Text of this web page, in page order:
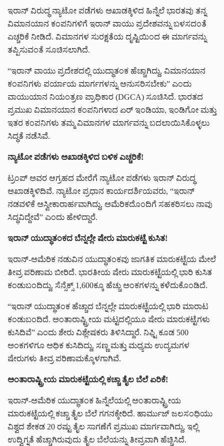
ಇರಾನ್ ವಿರುದ್ಧ ನ್ಯಾಟೋ ಪಡೆಗಳು ಅಖಾಡಕ್ಕಿಳಿದ ಹಿನ್ನೆಲೆ ಭಾರತವು ತನ್ನ
ವಿಮಾನಯಾನ ಕಂಪನಿಗಳಿಗೆ ಇರಾನ್ ವಾಯು ಪ್ರದೇಶವನ್ನು ಬಳಸದಂತೆ
ಎಚ್ಚರಿಕೆ ನೀಡಿದೆ. ವಿಮಾನಗಳ ಸುರಕ್ಷತೆಯ ದೃಷ್ಟಿಯಿಂದ ಈ ಮಾರ್ಗವನ್ನು
ತಪ್ಪಿಸುವಂತೆ ಸೂಚಿಸಲಾಗಿದೆ.
“ಇರಾನ್ ವಾಯು ಪ್ರದೇಶದಲ್ಲಿ ಯುದ್ಧಾತಂಕ ಹೆಚ್ಚಾಗಿದ್ದು, ವಿಮಾನಯಾನ
ಕಂಪನಿಗಳು ಪರ್ಯಾಯ ಮಾರ್ಗಗಳನ್ನು ಅನುಸರಿಸಬೇಕು” ಎಂದು
ವಾಯುಯಾನ ನಿಯಂತ್ರಣ ಪ್ರಾಧಿಕಾರ (DGCA) ಸೂಚಿಸಿದೆ. ಭಾರತದ
ಪ್ರಮುಖ ವಿಮಾನಯಾನ ಕಂಪನಿಗಳಾದ ಏರ್ ಇಂಡಿಯಾ, ಇಂಡಿಗೋ ಮತ್ತು
ಇತರ ಕಂಪನಿಗಳು ತಮ್ಮ ವಿಮಾನಗಳ ಮಾರ್ಗವನ್ನು ಬದಲಾಯಿಸಿಕೊಳ್ಳಲು
ಸಿದ್ಧತೆ ನಡೆಸಿವೆ.
ನ್ಯಾಟೋ ಪಡೆಗಳು ಅಖಾಡಕ್ಕಿಳಿದ ಬಳಿಕ ಎಚ್ಚರಿಕೆ!
ಟ್ರಂಪ್ ಅವರ ಆಗ್ರಹದ ಮೇರೆಗೆ ನ್ಯಾಟೋ ಪಡೆಗಳು ಇರಾನ್ ವಿರುದ್ಧ
ಅಖಾಡಕ್ಕಿಳಿದಿವೆ. ನ್ಯಾಟೋ ಪ್ರಧಾನ ಕಾರ್ಯದರ್ಶಿಯವರು, “ಇರಾನ್
ನಡವಳಿಕೆ ಅಸ್ವೀಕಾರಾರ್ಹವಾಗಿದ್ದು, ಅಮೆರಿಕದೊಂದಿಗೆ ಸಹಕರಿಸಲು ನಾವು
ಸಿದ್ಧವಿದ್ದೇವೆ” ಎಂದು ಹೇಳಿದ್ದಾರೆ.
ಇರಾನ್ ಯುದ್ಧಾತಂಕದ ಬೆನ್ನಲ್ಲೇ ಷೇರು ಮಾರುಕಟ್ಟೆ ಕುಸಿತ!
ಇರಾನ್-ಅಮೆರಿಕ ನಡುವಿನ ಯುದ್ಧಾತಂಕವು ಜಾಗತಿಕ ಮಾರುಕಟ್ಟೆಯ ಮೇಲೆ
ತೀವ್ರ ಪರಿಣಾಮ ಬೀರಿದೆ. ಭಾರತೀಯ ಷೇರು ಮಾರುಕಟ್ಟೆಯಲ್ಲಿ ಭಾರಿ ಕುಸಿತ
ಕಂಡುಬಂದಿದ್ದು, ಸೆನ್ಸೆಕ್ಸ್ 1,600ಕ್ಕೂ ಹೆಚ್ಚು ಅಂಕಗಳನ್ನು ಕಳೆದುಕೊಂಡಿದೆ.
“ಇರಾನ್ ಯುದ್ಧಾತಂಕ ಹೆಚ್ಚಾದ ಬೆನ್ನಲ್ಲೇ ಮಾರುಕಟ್ಟೆಯಲ್ಲಿ ಭಾರಿ ಮಾರಾಟ
ಕಂಡುಬಂದಿದೆ. ಅಂತಾರಾಷ್ಟ್ರೀಯ ಮಟ್ಟದಲ್ಲಿಯೂ ಷೇರು ಮಾರುಕಟ್ಟೆಗಳು
ಕುಸಿದಿವೆ” ಎಂದು ಶೇರು ವಿಶ್ಲೇಷಕರು ತಿಳಿಸಿದ್ದಾರೆ. ನಿಫ್ಟಿ ಕೂಡ 500
ಅಂಕಗಳಿಗೂ ಅಧಿಕ ಕುಸಿದಿದ್ದು, ಸಣ್ಣ ಮತ್ತು ಮಧ್ಯಮ ಉದ್ಯಮಗಳ
ಷೇರುಗಳು ತೀವ್ರ ಪರಿಣಾಮಕ್ಕೊಳಗಾಗಿವೆ.
ಅಂತಾರಾಷ್ಟ್ರೀಯ ಮಾರುಕಟ್ಟೆಯಲ್ಲಿ ಕಚ್ಚಾ ತೈಲ ಬೆಲೆ ಏರಿಕೆ!
ಇರಾನ್-ಅಮೆರಿಕ ಯುದ್ಧಾತಂಕ ಹಿನ್ನೆಲೆಯಲ್ಲಿ ಅಂತಾರಾಷ್ಟ್ರೀಯ
ಮಾರುಕಟ್ಟೆಯಲ್ಲಿ ಕಚ್ಚಾ ತೈಲ ಬೆಲೆ ಗಗನಕ್ಕೇರಿದೆ. ಹಾರ್ಮುಜ್ ಜಲಸಂಧಿಯು
ವಿಶ್ವದ ಶೇಕಡ 20 ರಷ್ಟು ತೈಲ ಸಾಗಣೆಗೆ ಪ್ರಮುಖ ಮಾರ್ಗವಾಗಿದ್ದು, ಇಲ್ಲಿ
ಉದ್ವಿಗ್ನತೆ ಹೆಚ್ಚಾಗಿರುವುದು ತೈಲ ಬೆಲೆಯನ್ನು ತೀವ್ರವಾಗಿ ಹೆಚ್ಚಿಸಿದೆ.